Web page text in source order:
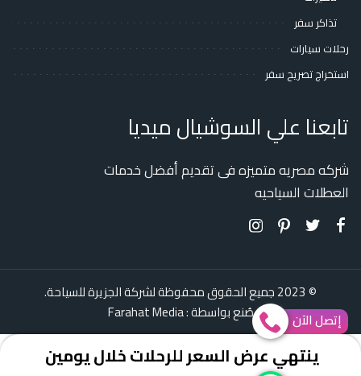
تذاكر سفر
رحلات سيارات
استخراج تصريح سفر
تابعنا علي السوشيال ميديا
شركه مصريه متميزه فى تقديم أفضل خدمات
العطلات السياحيه
© 2023 جميع الحقوق محفوظة لشركة الجزيرة للسياحة.
صُنع بواسطة :Farahat Media
ينتهي عرض السعر للرحلات خلال يومين
إتصل الآن